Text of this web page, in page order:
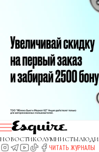
НОВОСТИКОЛУМНИСТЫЛЮДИ
ЧИТАТЬ ЖУРНАЛЫ